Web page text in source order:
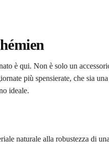
è qui. Non è solo un
più spensierate, che sia
ideale.
naturale alla robustezza di una